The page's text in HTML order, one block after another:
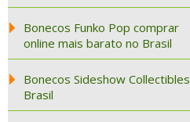
Bonecos Funko Pop comprar
online mais barato no Brasil
Bonecos Sideshow Collectibles
Brasil